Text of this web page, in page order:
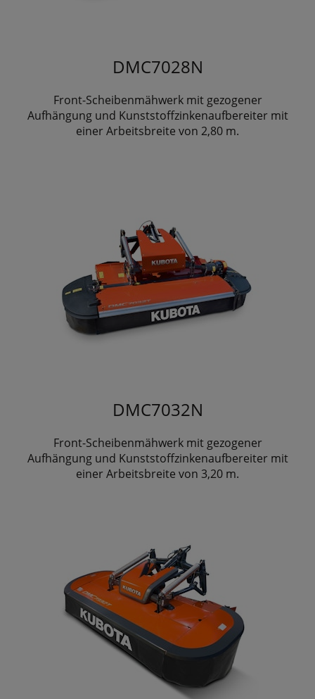
DMC7028N
Front-Scheibenmähwerk mit gezogener
Aufhängung und Kunststoffzinkenaufbereiter mit
einer Arbeitsbreite von 2,80 m.
DMC7032N
Front-Scheibenmähwerk mit gezogener
Aufhängung und Kunststoffzinkenaufbereiter mit
einer Arbeitsbreite von 3,20 m.